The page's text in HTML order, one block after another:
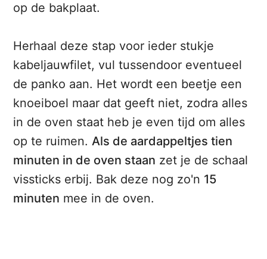
op de bakplaat.
Herhaal deze stap voor ieder stukje
kabeljauwfilet, vul tussendoor eventueel
de panko aan. Het wordt een beetje een
knoeiboel maar dat geeft niet, zodra alles
in de oven staat heb je even tijd om alles
op te ruimen.Als de aardappeltjes tien
minuten in de oven staan zet je de schaal
vissticks erbij. Bak deze nog zo'n 15
minuten mee in de oven.